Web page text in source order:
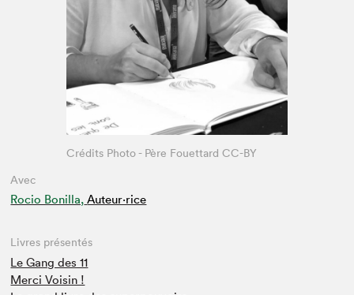
Avec
Rocio Bonilla, Auteur·rice
Crédits Photo - Père Fouettard CC-BY
Livres présentés
Le Gang des 11
Merci Voisin !